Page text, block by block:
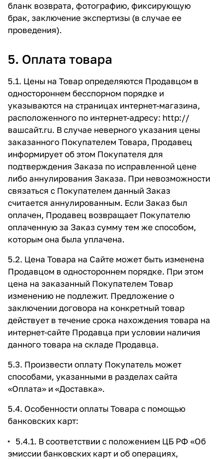
бланк возврата, фотографию, фиксирующую
брак, заключение экспертизы (в случае ее
проведения).
5. Оплата товара
5.1. Цены на Товар определяются Продавцом в
одностороннем бесспорном порядке и
указываются на страницах интернет-магазина,
расположенного по интернет-адресу: http://
вашсайт.ru. В случае неверного указания цены
заказанного Покупателем Товара, Продавец
информирует об этом Покупателя для
подтверждения Заказа по исправленной цене
либо аннулирования Заказа. При невозможности
связаться с Покупателем данный Заказ
считается аннулированным. Если Заказ был
оплачен, Продавец возвращает Покупателю
оплаченную за Заказ сумму тем же способом,
которым она была уплачена.
5.2. Цена Товара на Сайте может быть изменена
Продавцом в одностороннем порядке. При этом
цена на заказанный Покупателем Товар
изменению не подлежит. Предложение о
заключении договора на конкретный товар
действует в течение срока нахождения товара на
интернет-сайте Продавца при условии наличия
данного товара на складе Продавца.
5.3. Произвести оплату Покупатель может
способами, указанными в разделах сайта
«Оплата» и «Доставка».
5.4. Особенности оплаты Товара с помощью
банковских карт:
5.4.1. В соответствии с положением ЦБ РФ «Об
эмиссии банковских карт и об операциях,